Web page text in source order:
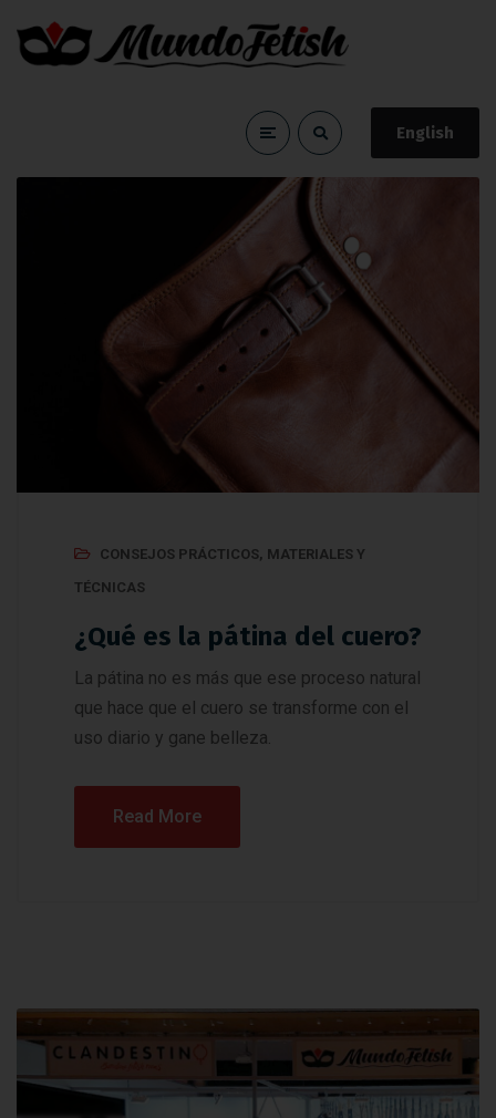
English
Consejos prácticos
Consejos prácticos
CONSEJOS PRÁCTICOS, MATERIALES Y
TÉCNICAS
¿Qué es la pátina del cuero?
La pátina no es más que ese proceso natural
que hace que el cuero se transforme con el
uso diario y gane belleza.
Read More